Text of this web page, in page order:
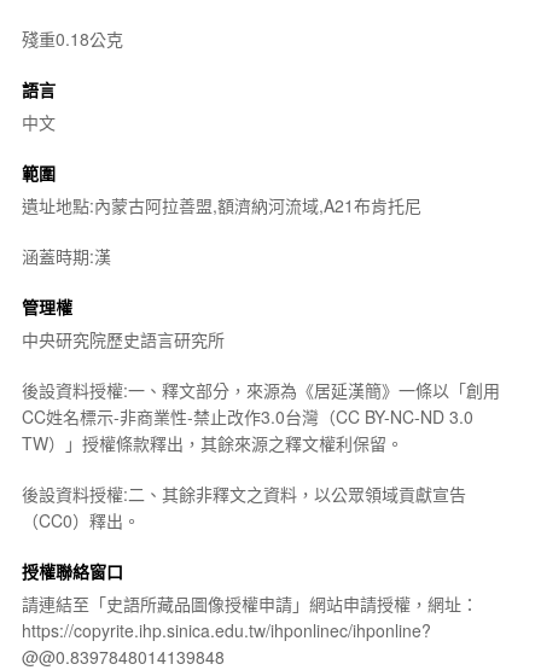
殘重0.18公克
語言
中文
範圍
遺址地點:內蒙古阿拉善盟,額濟納河流域,A21布肯托尼
涵蓋時期:漢
管理權
中央研究院歷史語言研究所
後設資料授權:一、釋文部分，來源為《居延漢簡》一條以「創用
CC姓名標示-非商業性-禁止改作3.0台灣（CC BY-NC-ND 3.0
TW）」授權條款釋出，其餘來源之釋文權利保留。
後設資料授權:二、其餘非釋文之資料，以公眾領域貢獻宣告
（CC0）釋出。
授權聯絡窗口
請連結至「史語所藏品圖像授權申請」網站申請授權，網址：
https://copyrite.ihp.sinica.edu.tw/ihponlinec/ihponline?
@@0.8397848014139848